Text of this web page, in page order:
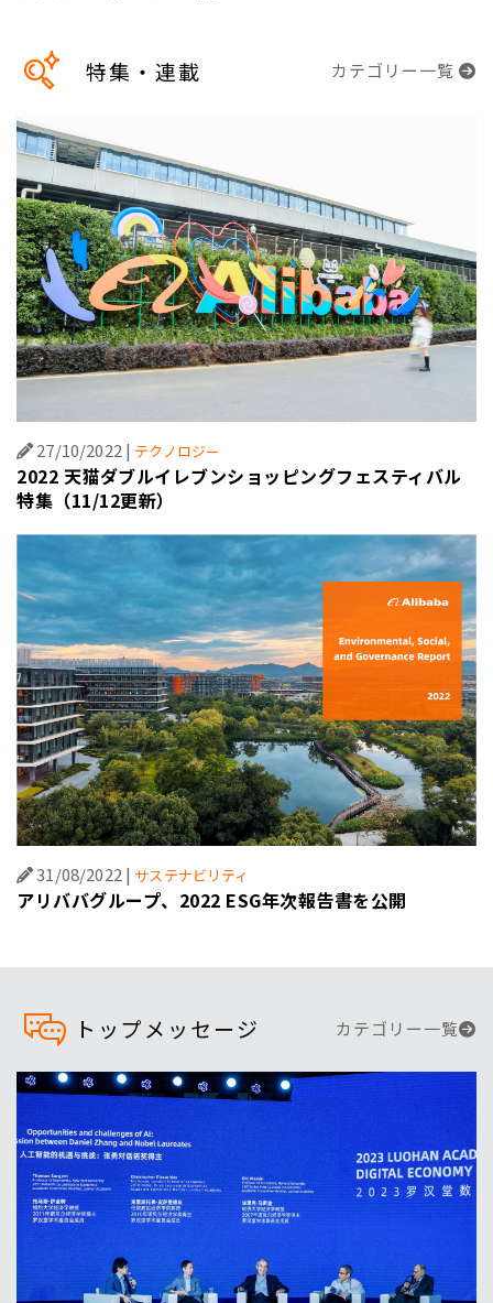
特集・連載 カテゴリー一覧
27/10/2022 | テクノロジー
2022 天猫ダブルイレブンショッピングフェスティバル
特集（11/12更新）
31/08/2022| サステナビリティ
アリババグループ、2022 ESG年次報告書を公開
トップメッセージ カテゴリー一覧